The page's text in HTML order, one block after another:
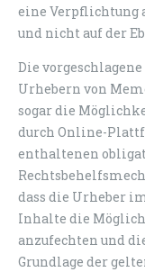
eine Verpflichtung
und nicht auf der
Die
Urhebern von
sogar die
durch Online-
enthaltenen
dass die Urheber
Inhalte die
anzufechten und
Grundlage der